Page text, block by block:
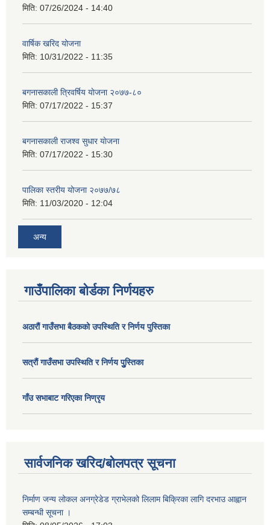
मिति: 07/26/2024 - 14:40
वार्षिक खरिद योजना
मिति: 10/31/2022 - 11:35
बगनासकाली त्रिवर्षिय याेजना २०७७-८०
मिति: 07/17/2022 - 15:37
बगनासकाली राजश्व सुधार याेजना
मिति: 07/17/2022 - 15:30
पालिका स्तरीय योजना २०७७/७८
मिति: 11/03/2020 - 12:04
अन्य
गाउँपालिका बोर्डका निर्णयहरु
अठाराैं गाउँसभा बैठकको उपस्थिति र निर्णय पुस्तिका
सत्राैं गाउँसभा उपस्थिति र निर्णय पुु्स्तिका
गाँउ सभाबाट गरिएका निण्रृय
सार्वजनिक खरिद/बोलपत्र सूचना
निर्माण जन्य लोकल अनग्रेडेड ग्राभेलको लिलाम बिक्रिका लागि दरभाउ आह्वान
सम्बन्धी सूचना ।